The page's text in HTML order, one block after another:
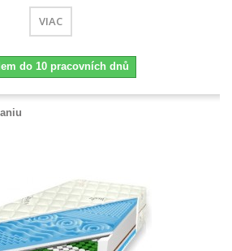
VIAC
do 10 pracovních dnů